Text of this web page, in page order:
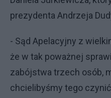
prezydenta Andrzeja
- Sąd Apelacyjny z
że w tak poważnej
zabójstwa trzech osób,
chcielibyśmy tego